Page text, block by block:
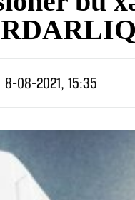
8-08-2021, 15:35